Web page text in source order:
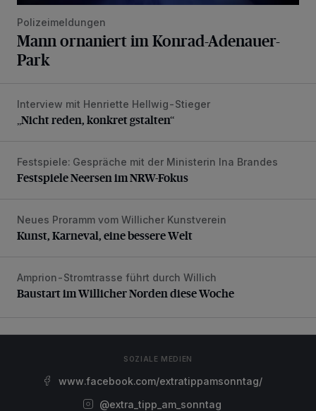
Polizeimeldungen
Mann ornaniert im Konrad-Adenauer-
Park
„Nicht reden, konkret gstalten“
Interview mit Henriette Hellwig-Stieger
„Nicht reden, konkret gstalten“
Festspiele Neersen im NRW-Fokus
Festspiele: Gespräche mit der Ministerin Ina Brandes
Festspiele Neersen im NRW-Fokus
Kunst, Karneval, eine bessere Welt
Neues Proramm vom Willicher Kunstverein
Kunst, Karneval, eine bessere Welt
Baustart im Willicher Norden diese Woche
Amprion-Stromtrasse führt durch Willich
Baustart im Willicher Norden diese Woche
SOZIALE MEDIEN
www.facebook.com/extratippamsonntag/
@extra_tipp_am_sonntag